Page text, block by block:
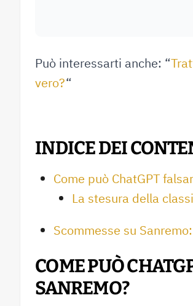
Può interessarti anche: “
vero?“
INDICE DEI
Come può ChatGPT
La stesura della
Scommesse su
COME PUÒ
SANREMO?